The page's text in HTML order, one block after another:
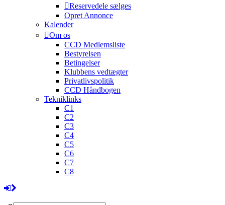
Reservedele sælges
Opret Annonce
Kalender
Om os
CCD Medlemsliste
Bestyrelsen
Betingelser
Klubbens vedtægter
Privatlivspolitik
CCD Håndbogen
Tekniklinks
C1
C2
C3
C4
C5
C6
C7
C8